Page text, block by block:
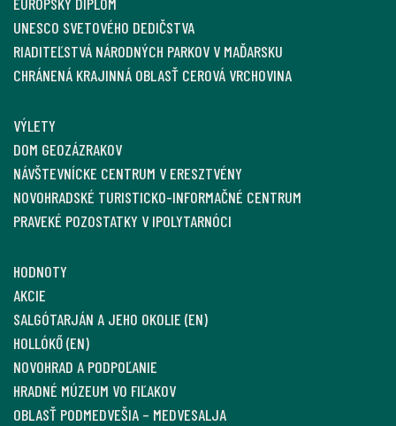
UNESCO SVETOVÉHO DEDIČSTVA
RIADITEĽSTVÁ NÁRODNÝCH PARKOV V MAĎARSKU
CHRÁNENÁ KRAJINNÁ OBLASŤ CEROVÁ VRCHOVINA
VÝLETY
DOM GEOZÁZRAKOV
NÁVŠTEVNÍCKE CENTRUM V ERESZTVÉNY
NOVOHRADSKÉ TURISTICKO-INFORMAČNÉ CENTRUM
PRAVEKÉ POZOSTATKY V IPOLYTARNÓCI
HODNOTY
AKCIE
SALGÓTARJÁN A JEHO OKOLIE (EN)
HOLLÓKŐ (EN)
NOVOHRAD A PODPOĽANIE
HRADNÉ MÚZEUM VO FIĽAKOV
OBLASŤ PODMEDVEŠIA – MEDVESALJA